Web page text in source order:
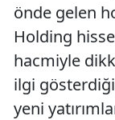
önde gelen
Holding
hacmiyle
ilgi
yeni